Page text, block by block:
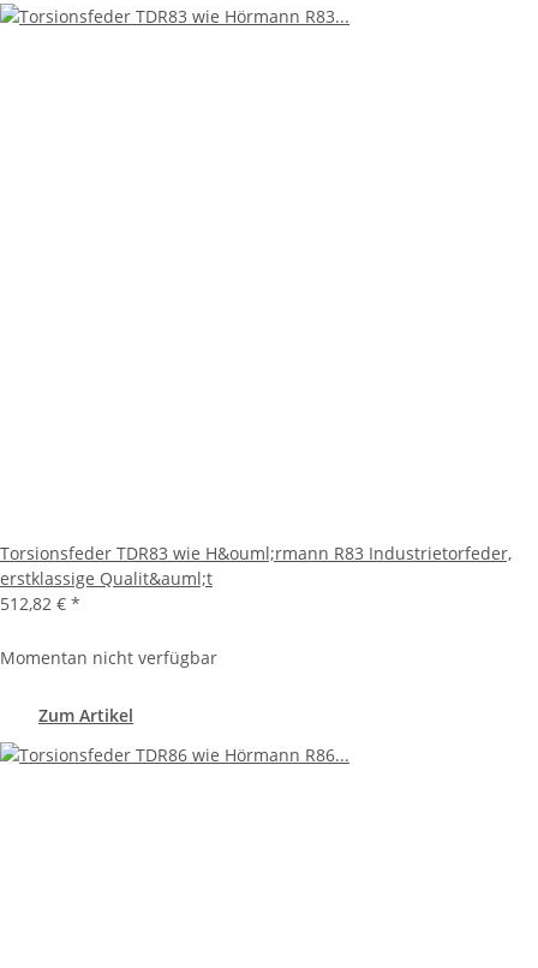
Torsionsfeder TDR83 wie H&ouml;rmann R83 Industrietorfeder,
erstklassige Qualit&auml;t
512,82 € *
Momentan nicht verfügbar
Zum Artikel